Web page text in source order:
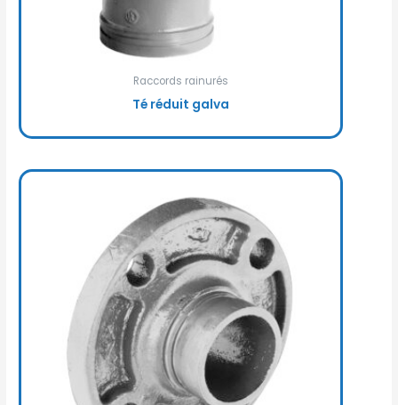
Raccords rainurés
Té réduit galva